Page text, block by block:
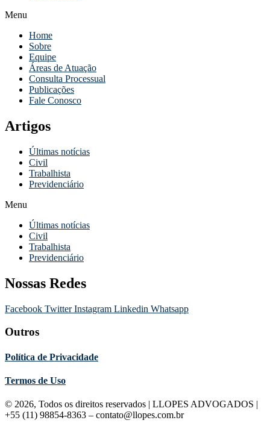
Menu
Home
Sobre
Equipe
Áreas de Atuação
Consulta Processual
Publicações
Fale Conosco
Artigos
Últimas notícias
Civil
Trabalhista
Previdenciário
Menu
Últimas notícias
Civil
Trabalhista
Previdenciário
Nossas Redes
Facebook Twitter Instagram Linkedin Whatsapp
Outros
Política de Privacidade
Termos de Uso
© 2026, Todos os direitos reservados | LLOPES ADVOGADOS |
+55 (11) 98854-8363 – contato@llopes.com.br